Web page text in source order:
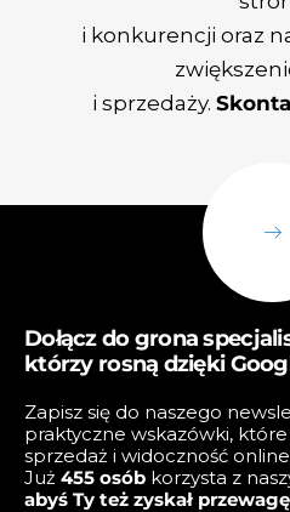
i konkurencji oraz
i sprzedaży.
Dołącz do grona
którzy rosną dzięki
Zapisz się do naszego
praktyczne wskazówki,
sprzedaż i widoczność
Już 455 osób korzysta z
abyś Ty też zyskał